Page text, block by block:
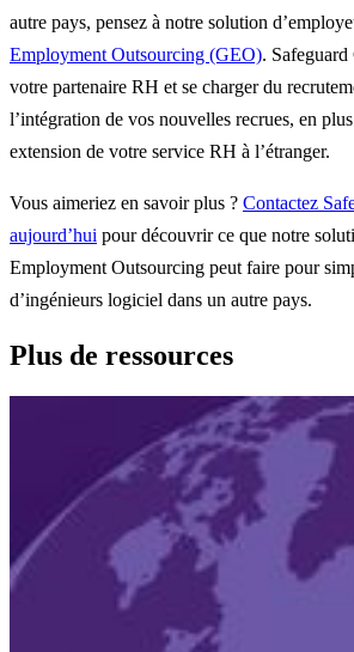
autre pays, pensez à notre solution
Employment Outsourcing (GEO).
votre partenaire RH et se charger du
l’intégration de vos nouvelles recrues, en
extension de votre service RH à l’étranger.
Vous aimeriez en savoir plus ? Contactez
aujourd’hui pour découvrir ce que notre
Employment Outsourcing peut faire pour
d’ingénieurs logiciel dans un autre pays.
Plus de ressources